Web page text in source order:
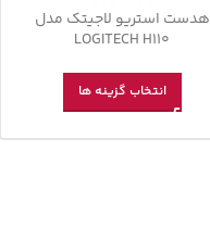
هدست استریو لاجیتک مدل
LOGITECH H110
انتخاب گزینه ها